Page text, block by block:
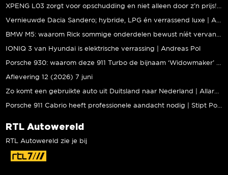
XPENG L03 zorgt voor opschudding en niet alleen door z’n prijs! | Jeroen Mul
Vernieuwde Dacia Sandero; hybride, LPG én verrassend luxe | Andreas Pol
BMW M5: waarom Rick sommige onderdelen bewust níét vervangt | Stipt Polish Point
IONIQ 3 van Hyundai is elektrische verrassing | Andreas Pol
Porsche 930: waarom deze 911 Turbo de bijnaam ‘Widowmaker’ kreeg | Gallery Aaldering
Aflevering 12 (2026) 7 juni
Zo komt een gebruikte auto uit Duitsland naar Nederland | Allard Kalff
Porsche 911 Cabrio heeft professionele aandacht nodig | Stipt Polish Point
RTL Autowereld
RTL Autowereld zie je bij